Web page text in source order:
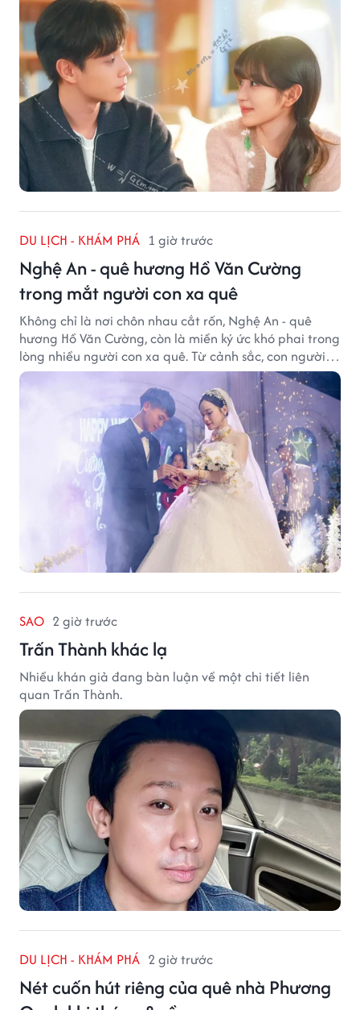
DU LỊCH - KHÁM PHÁ 1 giờ trước
Nghệ An - quê hương Hồ Văn Cường
trong mắt người con xa quê
Không chỉ là nơi chôn nhau cắt rốn, Nghệ An - quê
hương Hồ Văn Cường, còn là miền ký ức khó phai trong
lòng nhiều người con xa quê. Từ cảnh sắc, con người
đến hương vị quê nhà, tất cả đều trở thành những
điều khiến họ luôn mong ngày trở về.
SAO 2 giờ trước
Trấn Thành khác lạ
Nhiều khán giả đang bàn luận về một chi tiết liên
quan Trấn Thành.
DU LỊCH - KHÁM PHÁ 2 giờ trước
Nét cuốn hút riêng của quê nhà Phương